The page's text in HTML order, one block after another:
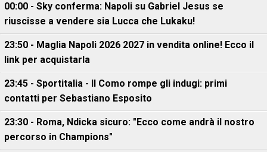
00:00 - Sky conferma: Napoli su Gabriel Jesus se
riuscisse a vendere sia Lucca che Lukaku!
23:50 - Maglia Napoli 2026 2027 in vendita online! Ecco il
link per acquistarla
23:45 - Sportitalia - Il Como rompe gli indugi: primi
contatti per Sebastiano Esposito
23:30 - Roma, Ndicka sicuro: "Ecco come andrà il nostro
percorso in Champions"